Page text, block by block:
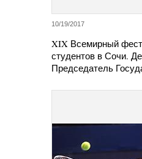
10/19/2017
XIX Всемирный
студентов в Сочи.
Председатель